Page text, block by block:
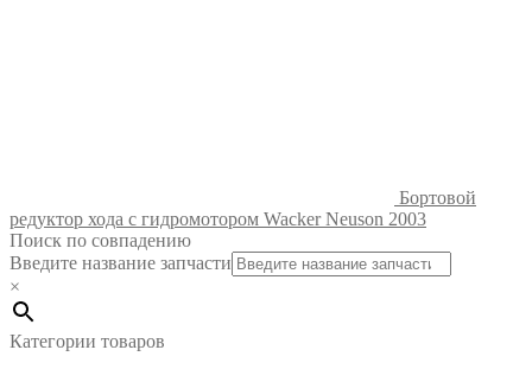
Бортовой
редуктор хода с гидромотором Wacker Neuson 2003
Поиск по совпадению
Введите название запчасти
×
Категории товаров